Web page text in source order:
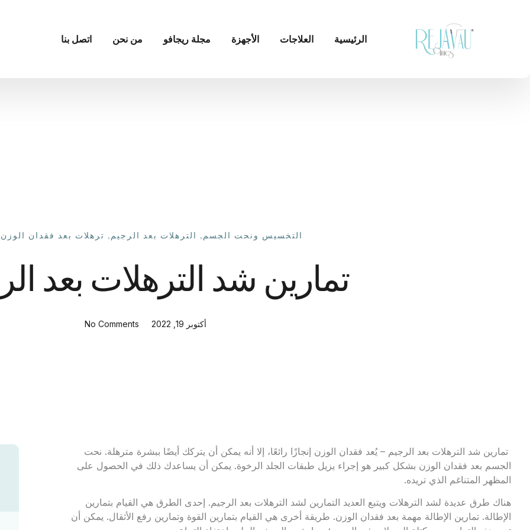
الرئيسية العلاجات الأجهزة مجلة ريجافو من نحن اتصل بنا
التخسيس ونحت الجسم, الترهلات بعد الرجيم, ترهلات بعد فقدان الوزن
تمارين شد الترهلات بعد
أكتوبر 19, 2022 No Comments
تمارين شد الترهلات بعد الرجيم – يُعد فقدان الوزن إنجازًا رائعًا، إلا أنه يمكن أن يتركك أيضًا ببشرة مترهلة. نحت
الجسم بعد فقدان الوزن بشكل كبير هو إجراء يزيل طبقات الجلد الرخوة. يمكن أن يساعدك ذلك في الحصول على
المظهر المتناغم الذي تريده.
هناك طرق عديدة لشد الترهلات ويتبع العديد التمارين لشد الترهلات بعد الرجيم. إحدى الطرق هي القيام بتمارين
الإطالة. تمارين الإطالة مهمة بعد فقدان الوزن. طريقة أخرى هي القيام بتمارين القوة وتمارين رفع الأثقال. يمكن أن